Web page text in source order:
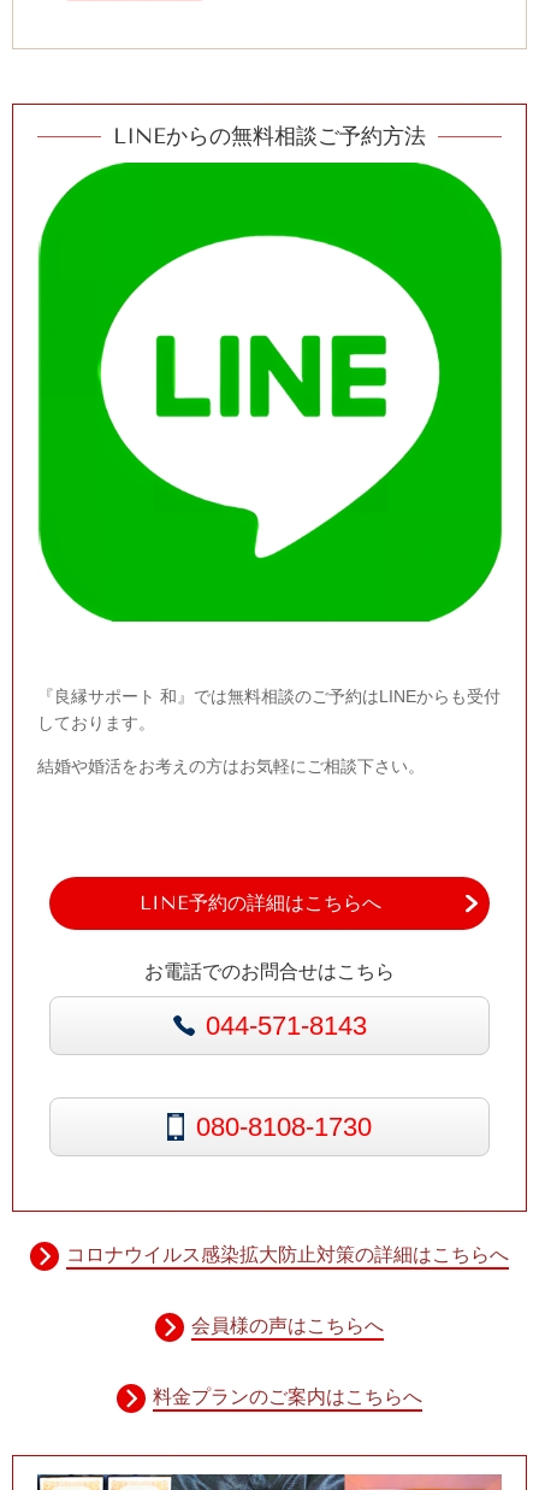
LINEからの無料相談ご予約方法
『良縁サポート 和』では無料相談のご予約はLINEからも受付
しております。
結婚や婚活をお考えの方はお気軽にご相談下さい。
LINE予約の詳細はこちらへ
お電話でのお問合せはこちら
044-571-8143
080-8108-1730
コロナウイルス感染拡大防止対策の詳細はこちらへ
会員様の声はこちらへ
料金プランのご案内はこちらへ